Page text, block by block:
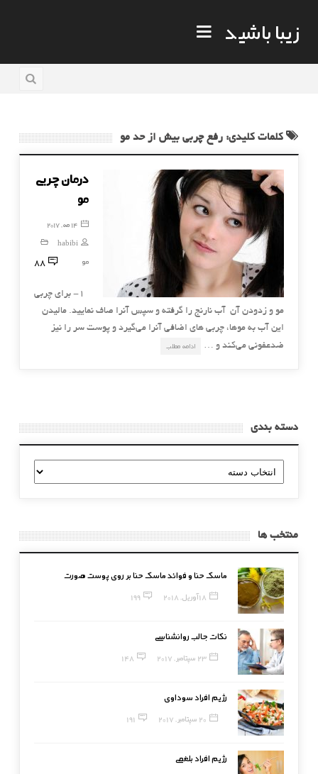
زیبا باشید
کلمات کلیدی: رفع چربی بیش از حد مو
درمان چربی
مو
14 مه, 2017
habibi
مو
88
1- برای چربی
مو و زدودن آن آب نارنج را گرفته و سپس آنرا صاف نمایید. مالیدن
این آب به موها، چربی های اضافی آنرا می‌گیرد و پوست سر را نیز
ضدعفونی می‌کند و …
ادامه مطلب
دسته بندی
دسته
بندی
منتخب ها
ماسک حنا و فوائد ماسک حنا بر روی پوست صورت
18 آوریل, 2018 199
نکات جالب روانشناسی
23 سپتامبر, 2017 148
رژیم افراد سوداوی
20 سپتامبر, 2017 191
رژیم افراد بلغمی